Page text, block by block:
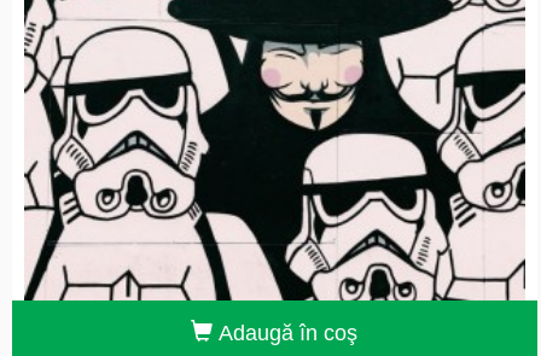
Adaugă în coş